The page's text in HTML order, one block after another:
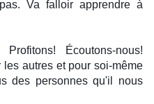
Va falloir apprendre à
Écoutons-nous!
autres et pour soi-même
des personnes qu'il nous